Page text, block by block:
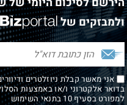
ולמבזקים של
אני מאשר קבלת ניוזלטרים
בדואר אלקטרוני ו/או באמצעות
למפורט בסעיף 10 בתנאי השימוש